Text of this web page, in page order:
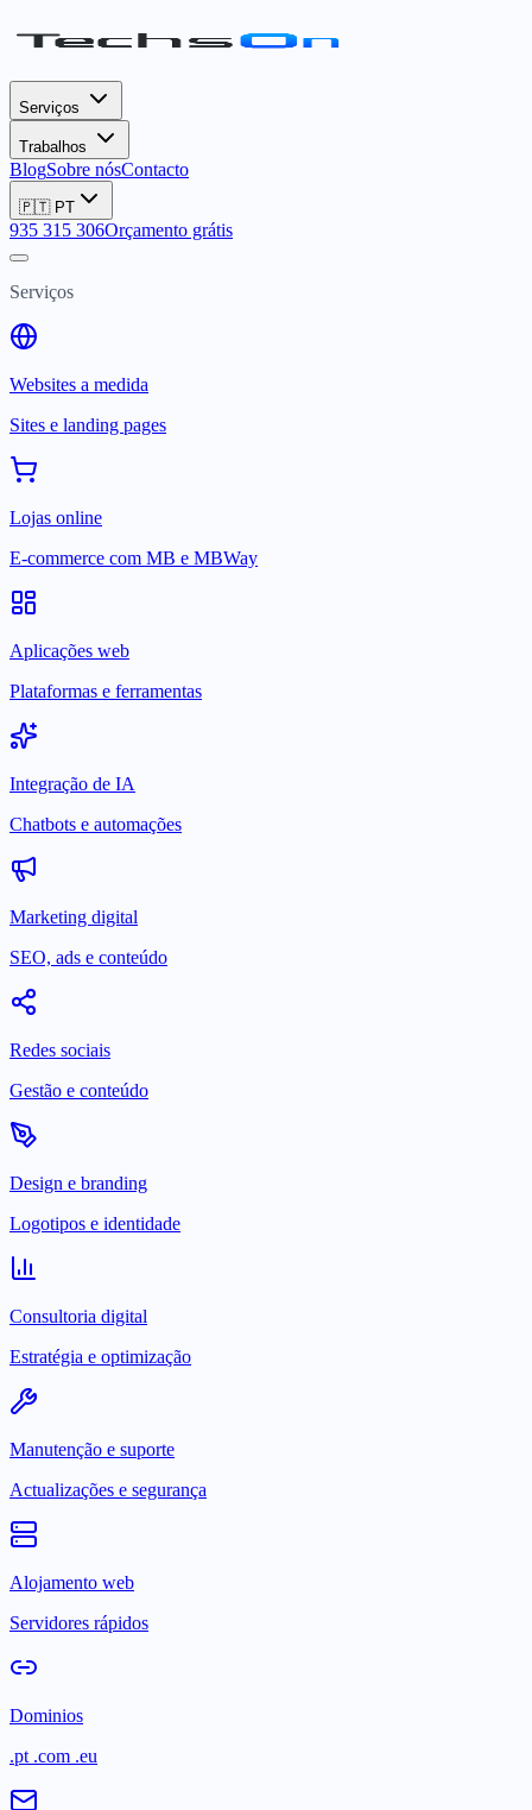
Serviços
Trabalhos
BlogSobre nósContacto
🇵🇹 PT
935 315 306Orçamento grátis
Serviços
Websites a medida
Sites e landing pages
Lojas online
E-commerce com MB e MBWay
Aplicações web
Plataformas e ferramentas
Integração de IA
Chatbots e automações
Marketing digital
SEO, ads e conteúdo
Redes sociais
Gestão e conteúdo
Design e branding
Logotipos e identidade
Consultoria digital
Estratégia e optimização
Manutenção e suporte
Actualizações e segurança
Alojamento web
Servidores rápidos
Dominios
.pt .com .eu